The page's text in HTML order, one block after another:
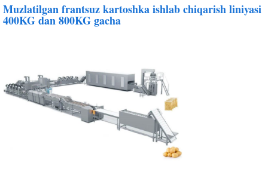
Muzlatilgan frantsuz kartoshka ishlab chiqarish liniyasi
400KG dan 800KG gacha